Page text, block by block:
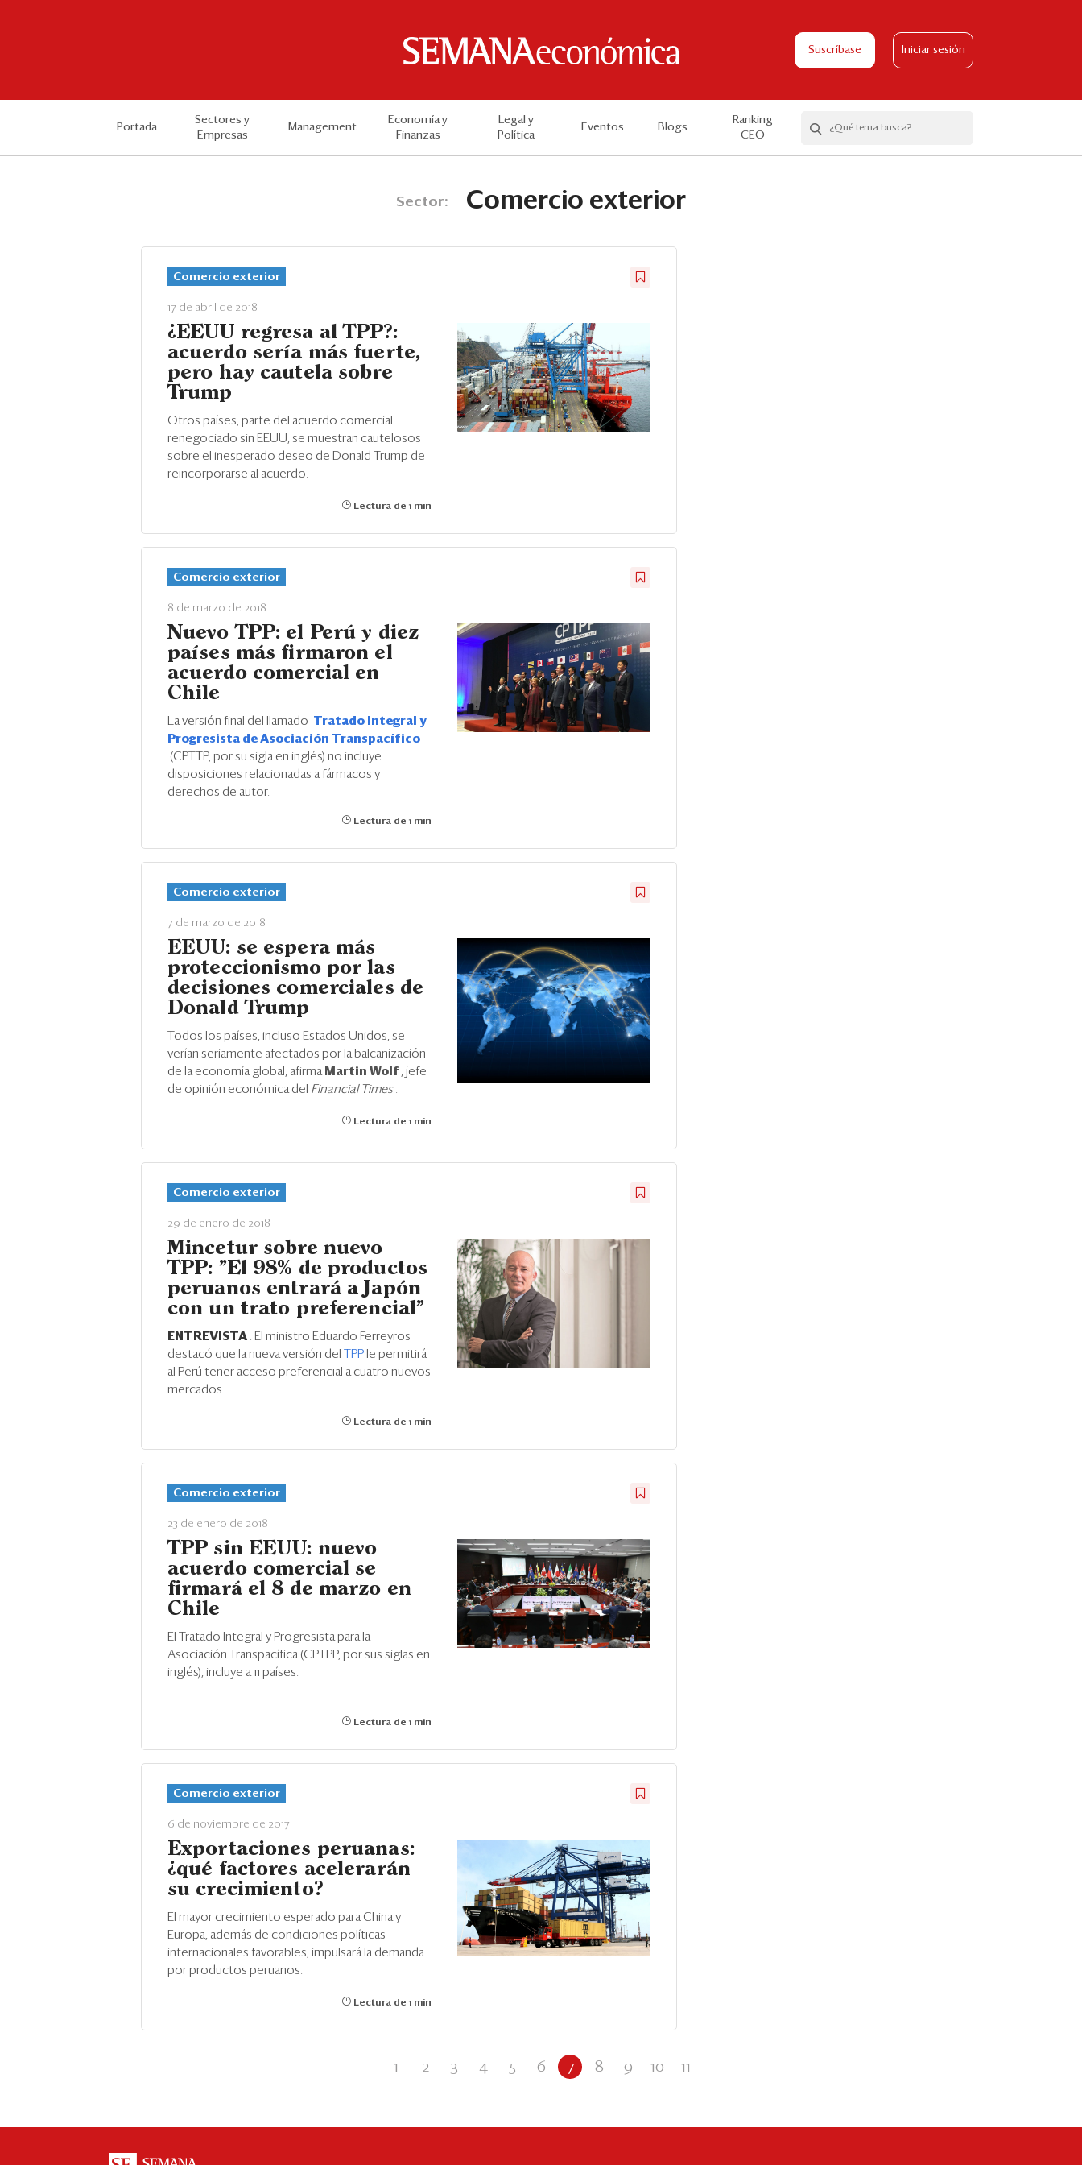
Suscríbase Iniciar sesión
Portada
Sectores y
Empresas
Management
Economía y
Finanzas
Legal y
Política
Eventos Blogs
Ranking
CEO
Sector: Comercio exterior
Comercio exterior
17 de abril de 2018
¿EEUU regresa al TPP?:
acuerdo sería más fuerte,
pero hay cautela sobre
Trump
Otros países, parte del acuerdo comercial
renegociado sin EEUU, se muestran cautelosos
sobre el inesperado deseo de Donald Trump de
reincorporarse al acuerdo.
Lectura de 1 min
Comercio exterior
8 de marzo de 2018
Nuevo TPP: el Perú y diez
países más firmaron el
acuerdo comercial en
Chile
La versión final del llamado Tratado Integral y
Progresista de Asociación Transpacífico
(CPTTP, por su sigla en inglés) no incluye
disposiciones relacionadas a fármacos y
derechos de autor.
Lectura de 1 min
Comercio exterior
7 de marzo de 2018
EEUU: se espera más
proteccionismo por las
decisiones comerciales de
Donald Trump
Todos los países, incluso Estados Unidos, se
verían seriamente afectados por la balcanización
de la economía global, afirma Martin Wolf , jefe
de opinión económica del Financial Times .
Lectura de 1 min
Comercio exterior
29 de enero de 2018
Mincetur sobre nuevo
TPP: "El 98% de productos
peruanos entrará a Japón
con un trato preferencial"
ENTREVISTA . El ministro Eduardo Ferreyros
destacó que la nueva versión del
TPP le permitirá
al Perú tener acceso preferencial a cuatro nuevos
mercados.
Lectura de 1 min
Comercio exterior
23 de enero de 2018
TPP sin EEUU: nuevo
acuerdo comercial se
firmará el 8 de marzo en
Chile
El Tratado Integral y Progresista para la
Asociación Transpacífica (CPTPP, por sus siglas en
inglés), incluye a 11 países.
Lectura de 1 min
Comercio exterior
6 de noviembre de 2017
Exportaciones peruanas:
¿qué factores acelerarán
su crecimiento?
El mayor crecimiento esperado para China y
Europa, además de condiciones políticas
internacionales favorables, impulsará la demanda
por productos peruanos.
Lectura de 1 min
1 2 3 4 5 6 7 8 9 10 11